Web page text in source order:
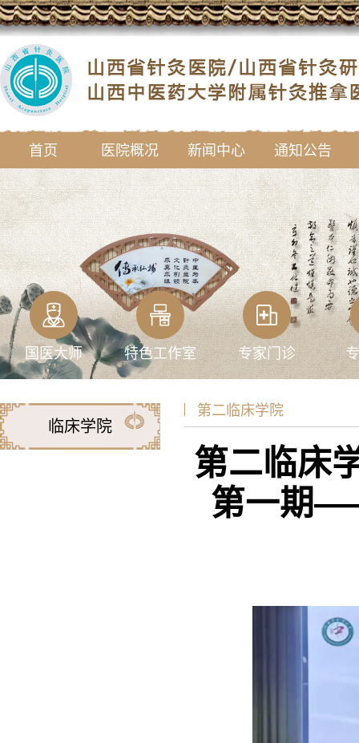
首页 医院概况 新闻中心 通知公告
国医大师 特色工作室 专家门诊
临床学院
第二临床学院
第二临床
第一期